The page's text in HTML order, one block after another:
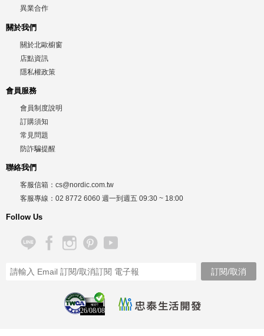
異業合作
關於我們
關於北歐櫥窗
店點資訊
隱私權政策
會員服務
會員制度說明
訂購須知
常見問題
防詐騙提醒
聯絡我們
客服信箱： cs@nordic.com.tw
客服專線： 02 8772 6060 週一到週五 09:30 ~ 18:00
Follow Us
26/08/08